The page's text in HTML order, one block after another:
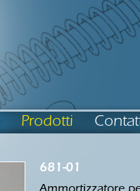
Prodotti
681-01